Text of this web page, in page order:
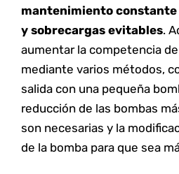
mantenimiento
y sobrecargas evitables.
aumentar la competencia
mediante varios métodos,
salida con una pequeña
reducción de las bombas
son necesarias y la
de la bomba para que sea
Unete a la
mantente
Descarga nuestro
suscríbete para